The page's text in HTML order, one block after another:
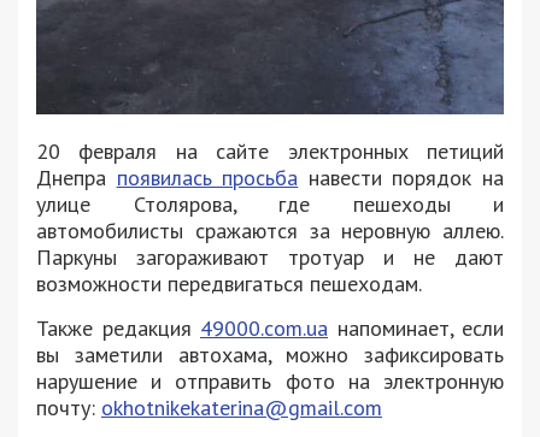
20 февраля на сайте электронных петиций
Днепра появилась просьба навести порядок на
улице Столярова, где пешеходы и
автомобилисты сражаются за неровную аллею.
Паркуны загораживают тротуар и не дают
возможности передвигаться пешеходам.
Также редакция 49000.com.ua напоминает, если
вы заметили автохама, можно зафиксировать
нарушение и отправить фото на электронную
почту: okhotnikekaterina@gmail.com